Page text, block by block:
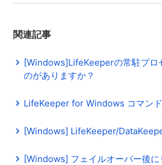
関連記事
[Windows]LifeKeeperの常駐プロ
のがありますか？
LifeKeeper for Windows コマン
[Windows] LifeKeeper/
[Windows] フェイルオーバー後